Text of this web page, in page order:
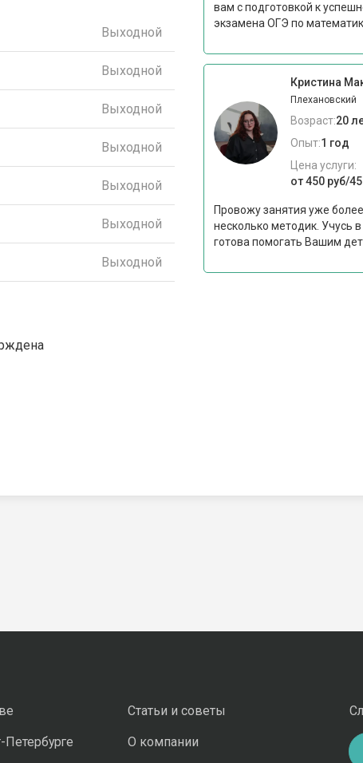
Выходной
Выходной
Выходной
Выходной
Выходной
Выходной
Выходной
вам с подготовкой к
экзамена ОГЭ по
Кристина
Плехановский
Возраст:20
Опыт:1 год
Цена услуги:
от 450 руб/
Провожу занятия уже
несколько методик. Учусь
готова помогать Вашим
Статьи и советы
О компании